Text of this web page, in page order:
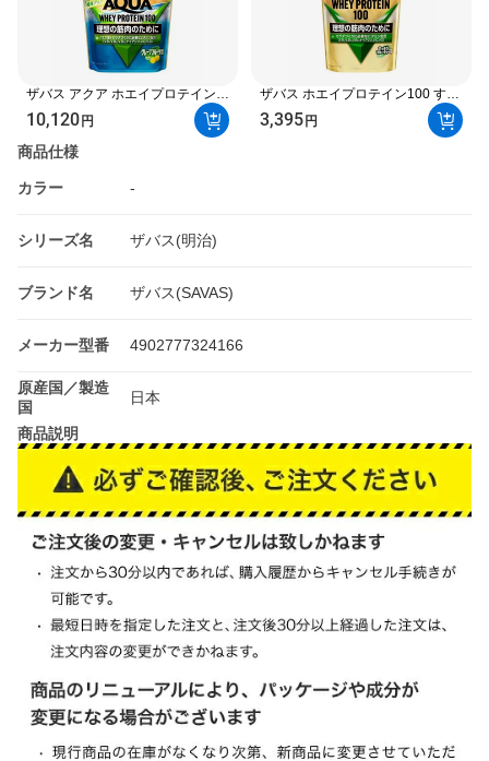
ザバス アクア ホエイプロテイン
100 グレープフルーツ風味 1800g
【ザバス(SAVAS)】
10,120円
ザバス ホエイプロテイン100 すっ
きりフルーティー風味 700g 【ザ
バス(SAVAS)】 プロテイン
3,395円
商品仕様
カラー -
シリーズ名 ザバス(明治)
ブランド名 ザバス(SAVAS)
メーカー型番 4902777324166
原産国／製造
国
日本
商品説明